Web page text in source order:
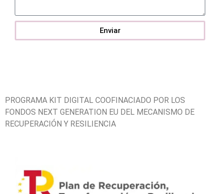
Enviar
PROGRAMA KIT DIGITAL COOFINACIADO POR LOS
FONDOS NEXT GENERATION EU DEL MECANISMO DE
RECUPERACIÓN Y RESILIENCIA